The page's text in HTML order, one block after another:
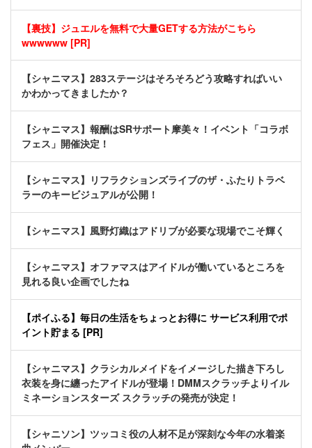
【裏技】ジュエルを無料で大量GETする方法がこちら
wwwwww [PR]
【シャニマス】283ステージはそろそろどう攻略すればいい
かわかってきましたか？
【シャニマス】報酬はSRサポート摩美々！イベント「コラボ
フェス」開催決定！
【シャニマス】リフラクションズライブのザ・ふたりトラベ
ラーのキービジュアルが公開！
【シャニマス】風野灯織はアドリブが必要な現場でこそ輝く
【シャニマス】オファマスはアイドルが働いているところを
見れる良い企画でしたね
【ポイふる】毎日の生活をちょっとお得に サービス利用でポ
イント貯まる [PR]
【シャニマス】クラシカルメイドをイメージした描き下ろし
衣装を身に纏ったアイドルが登場！DMMスクラッチよりイル
ミネーションスターズ スクラッチの発売が決定！
【シャニソン】ツッコミ役の人材不足が深刻な今年の水着楽